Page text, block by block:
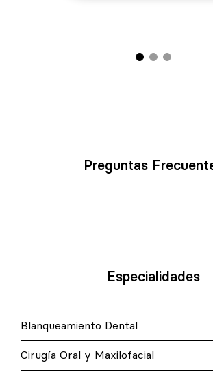
Preguntas
Especialidades
Blanqueamiento Dental
Cirugía Oral y Maxilofacial